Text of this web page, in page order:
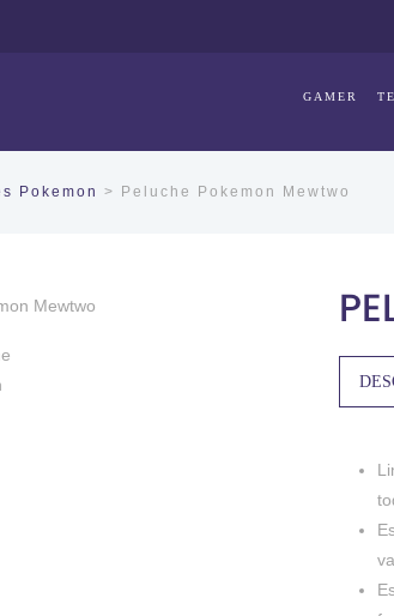
GAMER
Pokemon > Peluche Pokemon Mewtwo